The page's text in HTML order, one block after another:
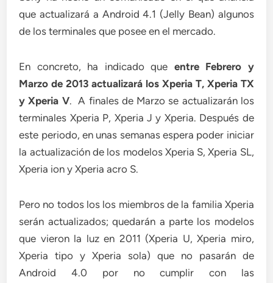
que actualizará a Android 4.1 (Jelly Bean) algunos
de los terminales que posee en el mercado.
En concreto, ha indicado que entre Febrero y
Marzo de 2013 actualizará los Xperia T, Xperia TX
y Xperia V. A finales de Marzo se actualizarán los
terminales Xperia P, Xperia J y Xperia. Después de
este periodo, en unas semanas espera poder iniciar
la actualización de los modelos Xperia S, Xperia SL,
Xperia ion y Xperia acro S.
Pero no todos los los miembros de la familia Xperia
serán actualizados; quedarán a parte los modelos
que vieron la luz en 2011 (Xperia U, Xperia miro,
Xperia tipo y Xperia sola) que no pasarán de
Android 4.0 por no cumplir con las